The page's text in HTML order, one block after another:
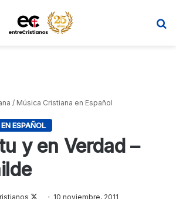
/ Música Cristiana en Español
ESPAÑOL
y en Verdad –
Follow10 noviembre, 2011